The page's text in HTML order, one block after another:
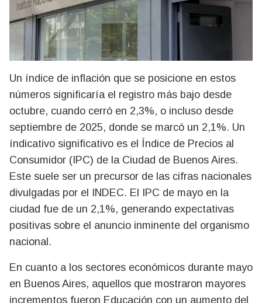
Un índice de inflación que se posicione en estos
números significaría el registro más bajo desde
octubre, cuando cerró en 2,3%, o incluso desde
septiembre de 2025, donde se marcó un 2,1%. Un
índicativo significativo es el Índice de Precios al
Consumidor (IPC) de la Ciudad de Buenos Aires.
Este suele ser un precursor de las cifras nacionales
divulgadas por el INDEC. El IPC de mayo en la
ciudad fue de un 2,1%, generando expectativas
positivas sobre el anuncio inminente del organismo
nacional.
En cuanto a los sectores económicos durante mayo
en Buenos Aires, aquellos que mostraron mayores
incrementos fueron Educación con un aumento del